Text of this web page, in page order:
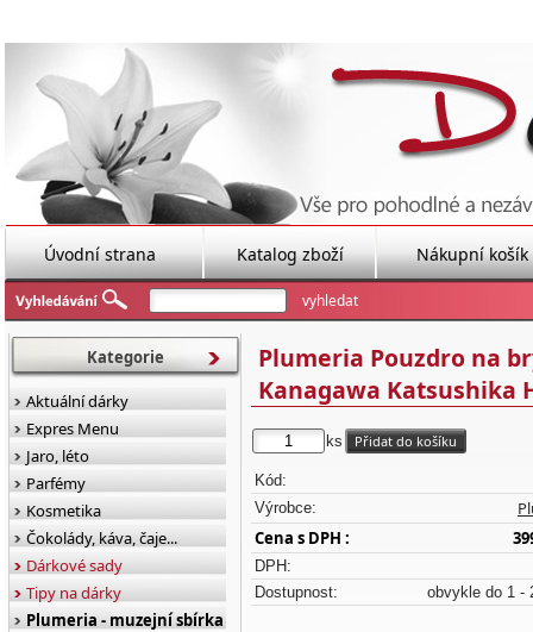
Úvodní strana Katalog zboží Nákupní košík
Plumeria Pouzdro na
Kanagawa Katsushika
ks
Kód:
Výrobce:
Cena s DPH :
DPH:
Dostupnost:
obvykle do 1 -
Kategorie
Aktuální dárky
Expres Menu
Jaro, léto
Parfémy
Kosmetika
Čokolády, káva, čaje...
Dárkové sady
Tipy na dárky
Plumeria - muzejní sbírka